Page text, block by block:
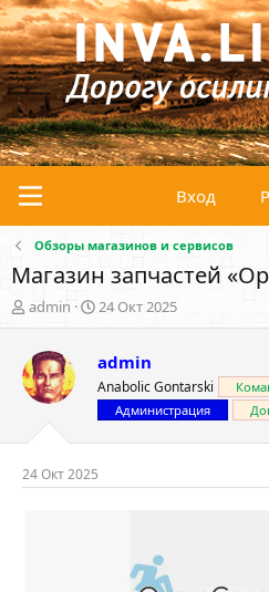
Вход
Обзоры магазинов и сервисов
Магазин запчастей
А
в
о
р
т
м
ы
admin
Д
а
а
н
а
ч
а
а
24 Окт 2025
admin
Anabolic Gontarski
Администрация
24 Окт 2025